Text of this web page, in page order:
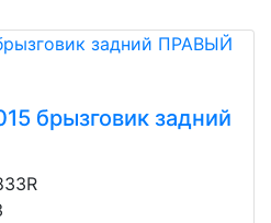
брызговик задний